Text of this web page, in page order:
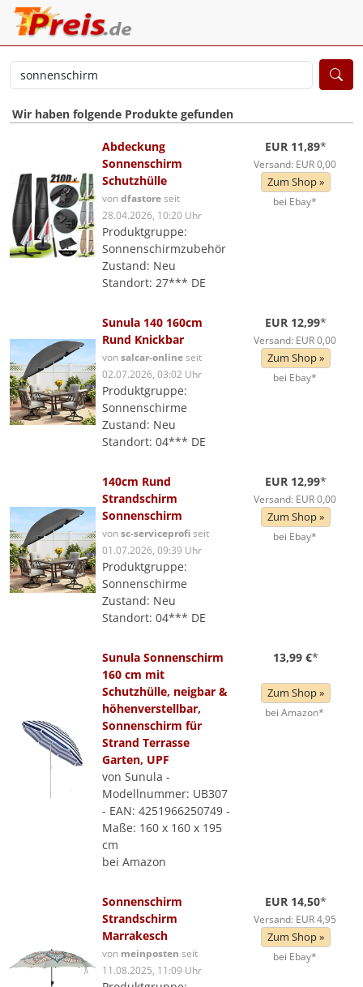
Wir haben folgende Produkte gefunden
Abdeckung
Sonnenschirm
Schutzhülle
vondfastoreseit
28.04.2026, 10:20 Uhr
Produktgruppe:
Sonnenschirmzubehör
Zustand: Neu
Standort: 27*** DE
EUR 11,89*
Versand: EUR 0,00
Zum Shop »
bei Ebay*
Sunula 140 160cm
Rund Knickbar
vonsalcar-onlineseit
02.07.2026, 03:02 Uhr
Produktgruppe:
Sonnenschirme
Zustand: Neu
Standort: 04*** DE
EUR 12,99*
Versand: EUR 0,00
Zum Shop »
bei Ebay*
140cm Rund
Strandschirm
Sonnenschirm
vonsc-serviceprofiseit
01.07.2026, 09:39 Uhr
Produktgruppe:
Sonnenschirme
Zustand: Neu
Standort: 04*** DE
EUR 12,99*
Versand: EUR 0,00
Zum Shop »
bei Ebay*
Sunula Sonnenschirm
160 cm mit
Schutzhülle, neigbar &
höhenverstellbar,
Sonnenschirm für
Strand Terrasse
Garten, UPF
von Sunula -
Modellnummer: UB307
- EAN: 4251966250749 -
Maße: 160 x 160 x 195
cm
bei Amazon
13,99 €*
Zum Shop »
bei Amazon*
Sonnenschirm
Strandschirm
Marrakesch
von meinposten seit
11.08.2025, 11:09 Uhr
EUR 14,50*
Versand: EUR 4,95
Zum Shop »
bei Ebay*